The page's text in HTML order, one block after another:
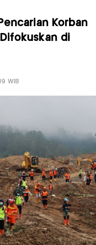
Korban
di
WIB